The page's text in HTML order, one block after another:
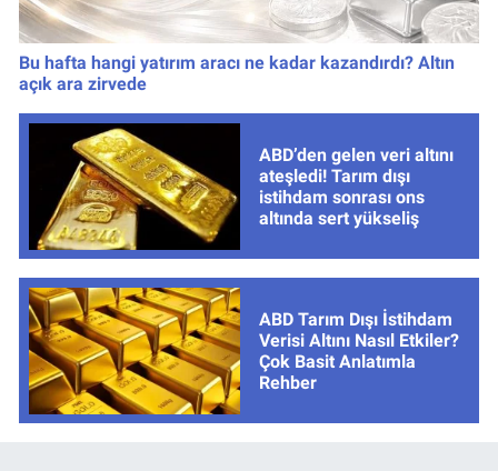
Bu hafta hangi yatırım aracı ne kadar kazandırdı? Altın
açık ara zirvede
ABD’den gelen veri altını
ateşledi! Tarım dışı
istihdam sonrası ons
altında sert yükseliş
ABD Tarım Dışı İstihdam
Verisi Altını Nasıl Etkiler?
Çok Basit Anlatımla
Rehber